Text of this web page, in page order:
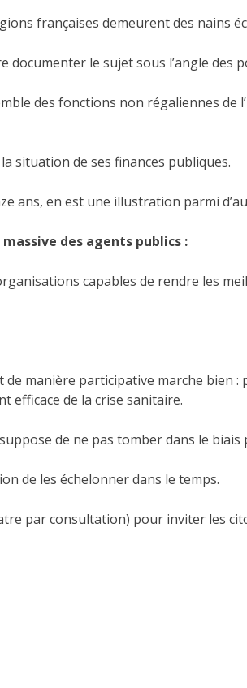
françaises demeurent des nains
documenter le sujet sous l’angle des
des fonctions non régaliennes
situation de ses finances publiques.
ans, en est une illustration parmi
des agents publics :
capables de rendre les
manière participative marche bien
efficace de la crise sanitaire.
de ne pas tomber dans le
de les échelonner dans le temps.
par consultation) pour inviter les